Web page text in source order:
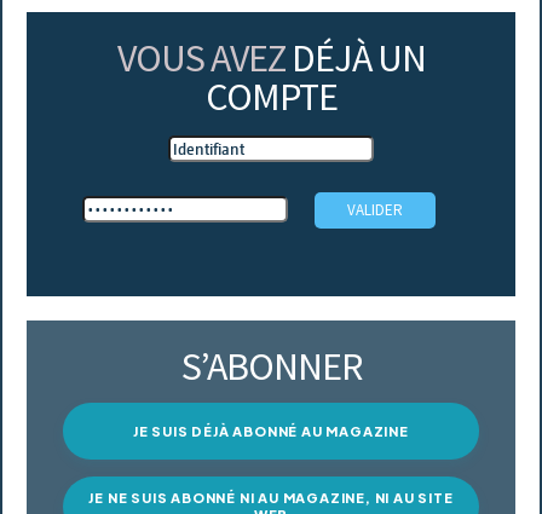
VOUS AVEZ DÉJÀ UN
COMPTE
S’ABONNER
JE SUIS DÉJÀ ABONNÉ AU MAGAZINE
JE NE SUIS ABONNÉ NI AU MAGAZINE, NI AU SITE